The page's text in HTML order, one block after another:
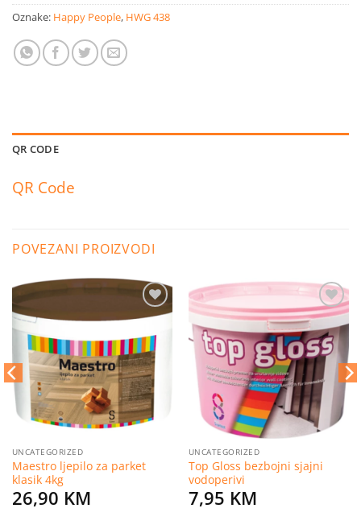
Oznake: Happy People, HWG 438
QR CODE
QR Code
POVEZANI PROIZVODI
Dodaj
listu
želja
UNCATEGORIZED
Maestro ljepilo za parket
klasik 4kg
26,90 KM
Dodaj
na
listu
želja
UNCATEGORIZED
Top Gloss bezbojni sjajni
vodoperivi
7,95 KM